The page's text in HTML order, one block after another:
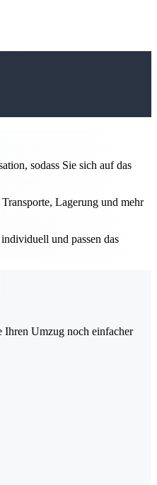
sodass Sie sich auf das
Lagerung und mehr
und passen das
Ihren Umzug noch einfacher